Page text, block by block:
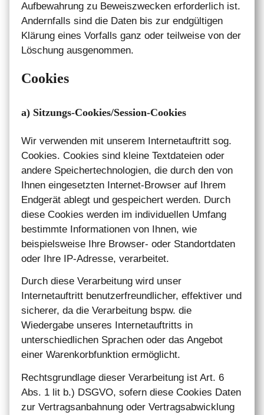
Aufbewahrung zu Beweiszwecken erforderlich ist.
Andernfalls sind die Daten bis zur endgültigen
Klärung eines Vorfalls ganz oder teilweise von der
Löschung ausgenommen.
Cookies
a) Sitzungs-Cookies/Session-Cookies
Wir verwenden mit unserem Internetauftritt sog.
Cookies. Cookies sind kleine Textdateien oder
andere Speichertechnologien, die durch den von
Ihnen eingesetzten Internet-Browser auf Ihrem
Endgerät ablegt und gespeichert werden. Durch
diese Cookies werden im individuellen Umfang
bestimmte Informationen von Ihnen, wie
beispielsweise Ihre Browser- oder Standortdaten
oder Ihre IP-Adresse, verarbeitet.
Durch diese Verarbeitung wird unser
Internetauftritt benutzerfreundlicher, effektiver und
sicherer, da die Verarbeitung bspw. die
Wiedergabe unseres Internetauftritts in
unterschiedlichen Sprachen oder das Angebot
einer Warenkorbfunktion ermöglicht.
Rechtsgrundlage dieser Verarbeitung ist Art. 6
Abs. 1 lit b.) DSGVO, sofern diese Cookies Daten
zur Vertragsanbahnung oder Vertragsabwicklung